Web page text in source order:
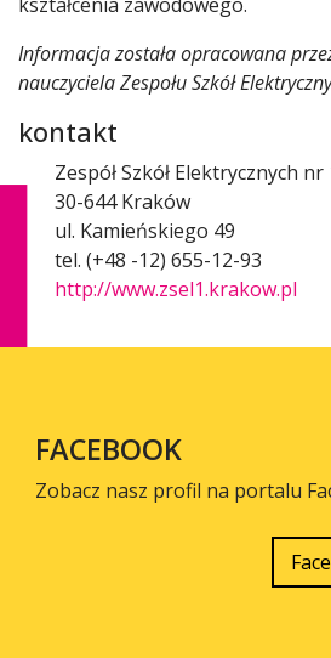
Informacja została opracowana
nauczyciela Zespołu Szkół
kontakt
Zespół Szkół Elektrycznych
30-644 Kraków
ul. Kamieńskiego 49
tel. (+48 -12) 655-12-93
http://www.zsel1.krakow.pl
FACEBOOK
Zobacz nasz profil na portalu